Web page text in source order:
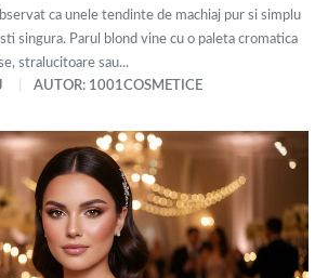
ca unele tendinte de machiaj pur si simplu
singura. Parul blond vine cu o paleta cromatica
stralucitoare sau...
AUTOR: 1001COSMETICE